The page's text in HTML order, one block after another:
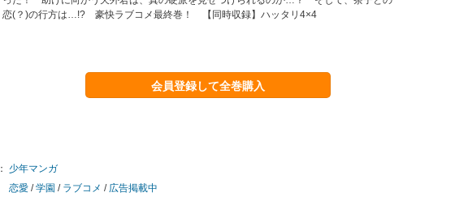
恋(？)の行方は…!? 豪快ラブコメ最終巻！ 【同時収録】ハッタリ4×4
会員登録して全巻購入
：
少年マンガ
恋愛 /学園 / ラブコメ / 広告掲載中